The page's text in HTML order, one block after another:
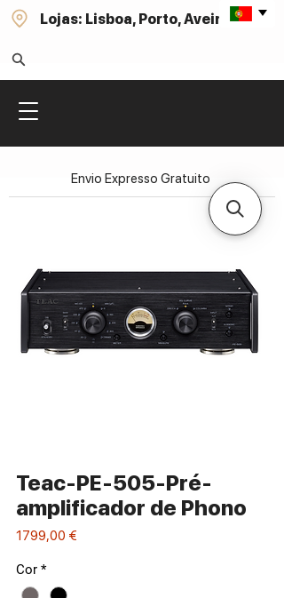
Lojas: Lisboa, Porto, Aveiro
Teac-PE-505-Pré-
amplificador de Phono
1799,00 €
Cor *
Envio Expresso Gratuito